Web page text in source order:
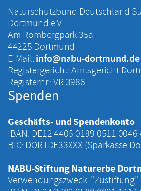
Naturschutzbund Deutschland
Dortmund e.V.
Am Rombergpark 35a
44225 Dortmund
E-Mail: info@nabu-dortmund.de
Registergericht: Amtsgericht
Registernr.: VR 3986
Spenden
Geschäfts- und Spendenkonto
IBAN: DE12 4405 ‍0199 ‍0511 ‍0046
BIC: DORTDE33XXX (Sparkasse
NABU-Stiftung Naturerbe
Verwendungszweck: "Zustiftung"